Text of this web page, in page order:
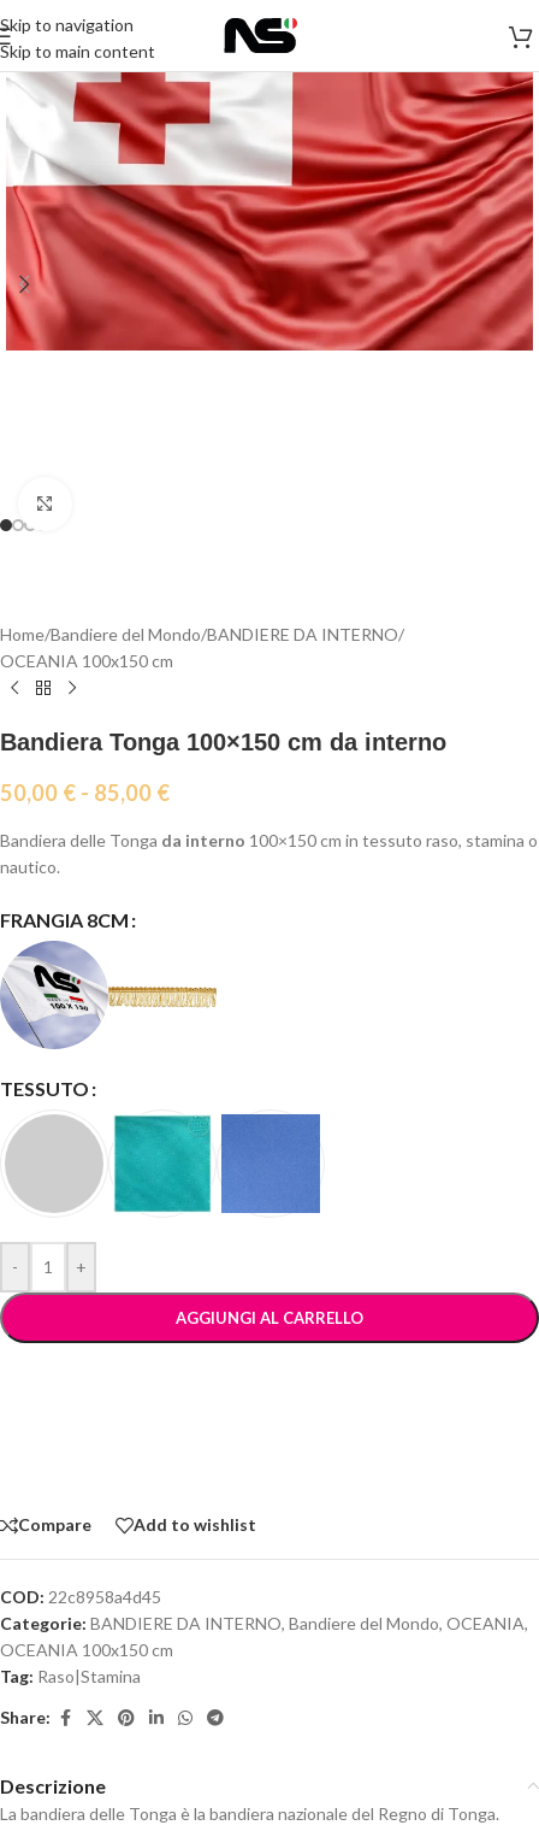
Skip to navigation
Skip to main content
Home/Bandiere del Mondo/BANDIERE DA INTERNO/
OCEANIA 100x150 cm
Bandiera Tonga 100×150 cm da interno
50,00 € - 85,00 €
Bandiera delle Tonga da interno 100×150 cm in tessuto raso, stamina o
nautico.
FRANGIA 8CM
TESSUTO
- +
AGGIUNGI AL CARRELLO
Compare Add to wishlist
COD: 22c8958a4d45
Categorie: BANDIERE DA INTERNO, Bandiere del Mondo, OCEANIA,
OCEANIA 100x150 cm
Tag: Raso|Stamina
Share:
Descrizione
La bandiera delle Tonga è la bandiera nazionale del Regno di Tonga.